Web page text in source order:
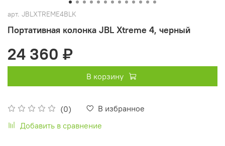
арт. JBLXTREME4BLK
Портативная колонка JBL Xtreme 4, черный
(0)
В избранное
Добавить в сравнение
24 360 ₽
В корзину